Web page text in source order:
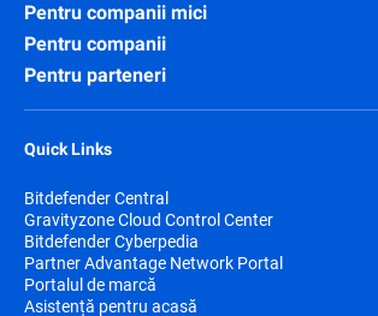
Pentru companii mici
Pentru companii
Pentru parteneri
Quick Links
Bitdefender Central
Gravityzone Cloud Control Center
Bitdefender Cyberpedia
Partner Advantage Network Portal
Portalul de marcă
Asistență pentru acasă